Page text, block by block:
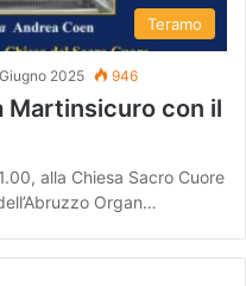
Teramo
2025 946
Martinsicuro con il
alla Chiesa Sacro Cuore
Organ…